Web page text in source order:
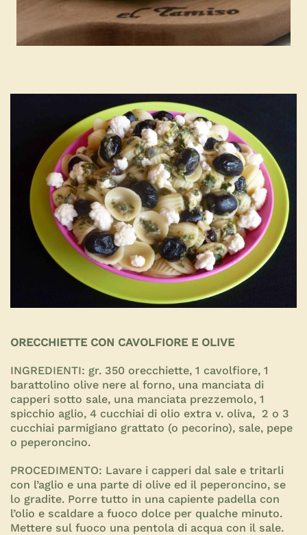
ORECCHIETTE CON CAVOLFIORE E OLIVE
INGREDIENTI: gr. 350 orecchiette, 1 cavolfiore, 1
barattolino olive nere al forno, una manciata di
capperi sotto sale, una manciata prezzemolo, 1
spicchio aglio, 4 cucchiai di olio extra v. oliva, 2 o 3
cucchiai parmigiano grattato (o pecorino), sale, pepe
o peperoncino.
PROCEDIMENTO: Lavare i capperi dal sale e tritarli
con l’aglio e una parte di olive ed il peperoncino, se
lo gradite. Porre tutto in una capiente padella con
l’olio e scaldare a fuoco dolce per qualche minuto.
Mettere sul fuoco una pentola di acqua con il sale.